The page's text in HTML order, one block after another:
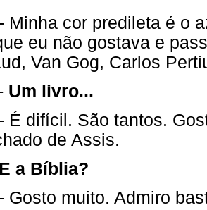
Minha cor predileta é o
eu não gostava e
Van Gog, Carlos
Um livro...
É difícil. São tantos.
de Assis.
a Bíblia?
Gosto muito. Admiro